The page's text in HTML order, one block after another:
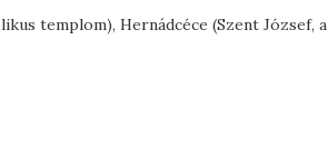
templom), Hernádcéce (Szent József, a